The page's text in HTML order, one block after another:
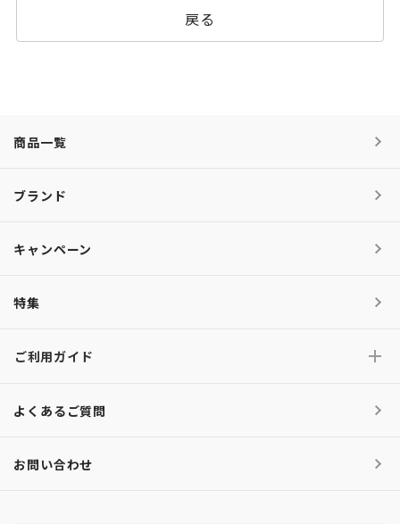
戻る
商品一覧
ブランド
キャンペーン
特集
ご利用ガイド
よくあるご質問
お問い合わせ